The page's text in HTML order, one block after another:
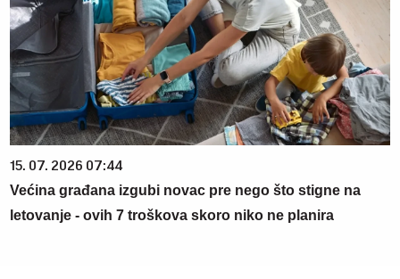
15. 07. 2026 07:44
Većina građana izgubi novac pre nego što stigne na
letovanje - ovih 7 troškova skoro niko ne planira